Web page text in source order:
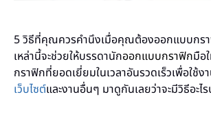
5 วิธีที่คุณควรคำนึงเมื่อคุณต้องออกแบบกร
เหล่านี้จะช่วยให้บรรดานักออกแบบกราฟิกมือ
กราฟิกที่ยอดเยี่ยมในเวลาอันรวดเร็วเพื่อใช้ง
เว็บไซต์และงานอื่นๆ มาดูกันเลยว่าจะมีวิธีอะไ